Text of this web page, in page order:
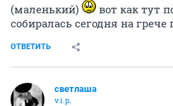
(маленький)
вот как тут
собиралась сегодня на грече
ОТВЕТИТЬ
светлаша
v.i.p.